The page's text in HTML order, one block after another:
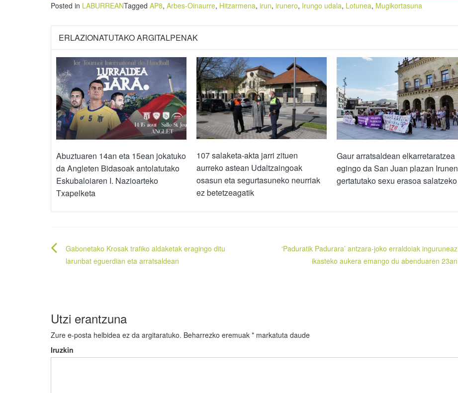
Posted in LABURREANTagged AP8, Arbes-Oinaurre, Hitzarmena, irun, irunero, Irungo udala, Lotunea, Mugikortasuna
ERLAZIONATUTAKO ARGITALPENAK
Abuztuaren 14an eta 15ean jokatuko
da Angleten Bidasoak antolatutako
Eskubaloiaren I. Nazioarteko
Txapelketa
107 salaketa-akta jarri zituen
aurreko astean Udaltzaingoak
osasun eta segurtasuneko neurriak
ez betetzeagatik
Gaur arratsaldean elkarretaratzea
egingo da San Juan plazan Irunen
gertatutako sexu erasoa salatzeko
Bidalketetan
zehar
Gabonetako Krosak trafiko aldaketak eragingo ditu
larunbat eguerdian eta arratsaldean
‘Paduratik Padurara’ antzara-joko erraldoiak inguruneaz
ikasteko aukera emango du abenduaren 23an
Utzi erantzuna
Zure e-posta helbidea ez da argitaratuko. Beharrezko eremuak * markatuta daude
Iruzkin